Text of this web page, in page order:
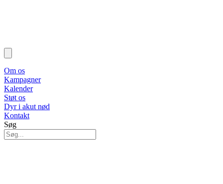
Om os
Kampagner
Kalender
Støt os
Dyr i akut nød
Kontakt
Søg